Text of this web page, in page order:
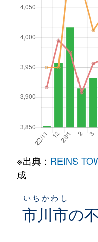
※出典： REINS
成
市川市
いちかわし
の